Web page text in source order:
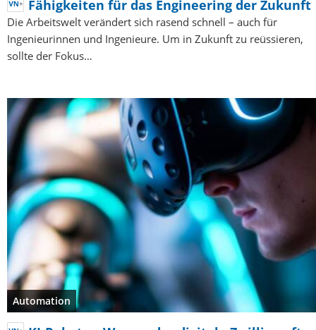
Fähigkeiten für das Engineering der Zukunft
Die Arbeitswelt verändert sich rasend schnell – auch für
Ingenieurinnen und Ingenieure. Um in Zukunft zu reüssieren,
sollte der Fokus…
Automation